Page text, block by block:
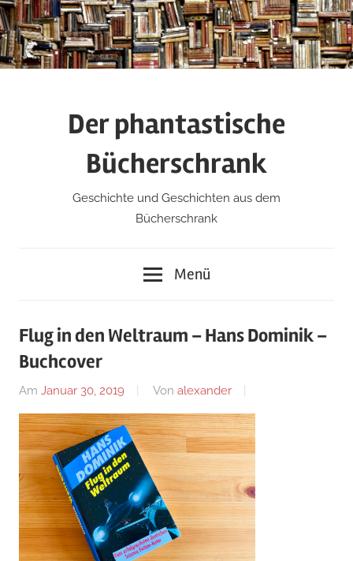
Zum
Inhalt
springen
Der phantastische
Bücherschrank
Geschichte und Geschichten aus dem
Bücherschrank
Menü
Flug in den Weltraum – Hans Dominik –
Buchcover
Am Januar 30, 2019 Von alexander